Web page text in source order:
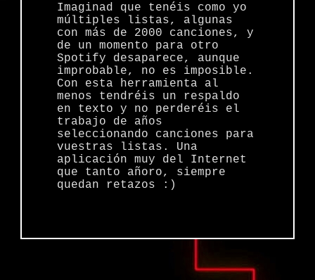
Imaginad que tenéis como yo
múltiples listas, algunas
con más de 2000 canciones, y
de un momento para otro
Spotify desaparece, aunque
improbable, no es imposible.
Con esta herramienta al
menos tendréis un respaldo
en texto y no perderéis el
trabajo de años
seleccionando canciones para
vuestras listas. Una
aplicación muy del Internet
que tanto añoro, siempre
quedan retazos :)